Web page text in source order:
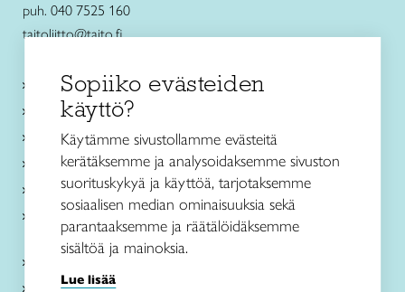
puh. 040 7525 160
taitoliitto@taito.fi
Käsityökurssit ja koulutus
Ajankohtaista
Käsityöohjeet
Me olemme Taito
Paikallinen toiminta
Verkkokaupat
Kirjaudu Arviin
Kirjaudu Taitocampukseen
Sopiiko evästeiden
käyttö?
Käytämme sivustollamme evästeitä
kerätäksemme ja analysoidaksemme sivuston
suorituskykyä ja käyttöä, tarjotaksemme
sosiaalisen median ominaisuuksia sekä
parantaaksemme ja räätälöidäksemme
sisältöä ja mainoksia.
Lue lisää